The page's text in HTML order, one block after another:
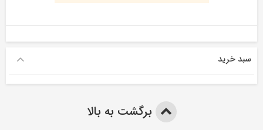
سبد خرید
برگشت به بالا